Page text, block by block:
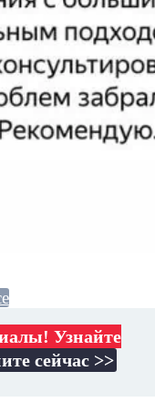
Узнайте
сейчас >>